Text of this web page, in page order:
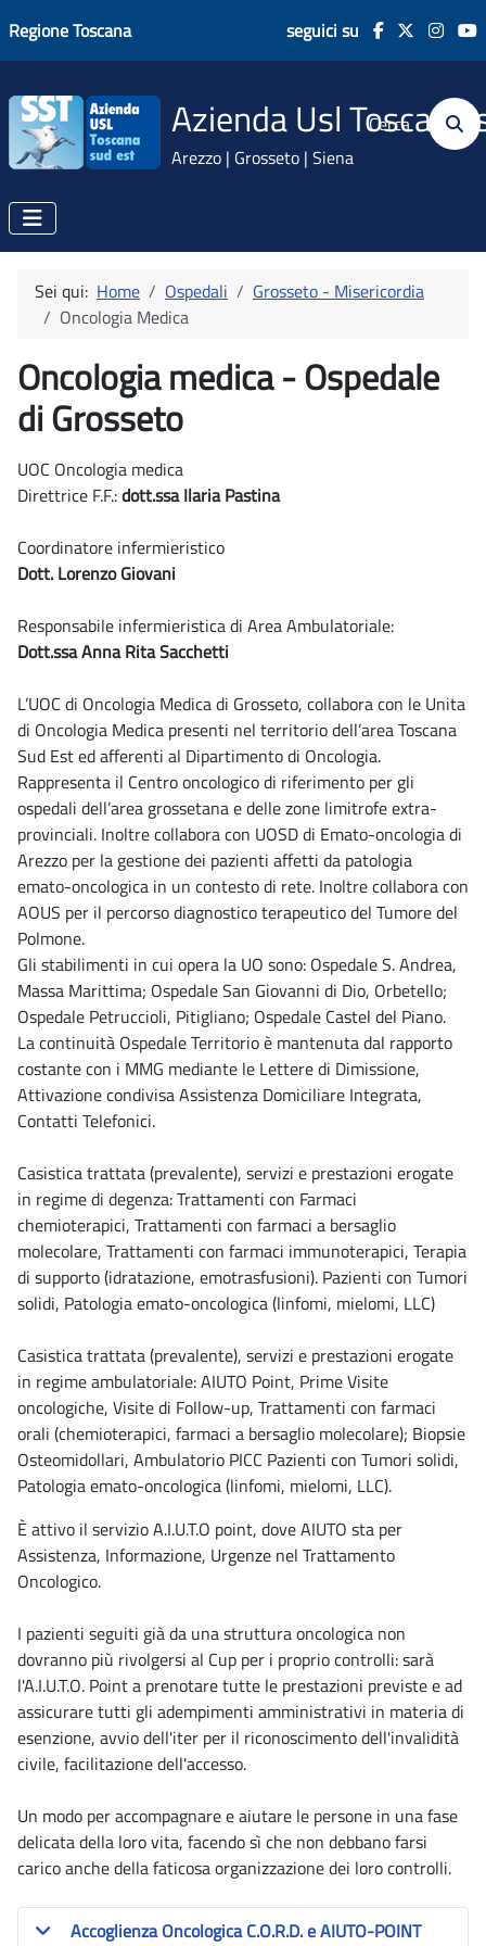
Regione Toscana seguici su
Azienda Usl Toscana
Arezzo | Grosseto | Siena
Cerca
Sei qui: Home Ospedali
Grosseto - Misericordia
Oncologia Medica
Oncologia medica - Ospedale
di Grosseto
UOC Oncologia medica
Direttrice F.F.:dott.ssa Ilaria Pastina
Coordinatore infermieristico
Dott. Lorenzo Giovani
Responsabile infermieristica di Area Ambulatoriale:
Dott.ssa Anna Rita Sacchetti
L’UOC di Oncologia Medica di Grosseto, collabora con le Unita
di Oncologia Medica presenti nel territorio dell’area Toscana
Sud Est ed afferenti al Dipartimento di Oncologia.
Rappresenta il Centro oncologico di riferimento per gli
ospedali dell’area grossetana e delle zone limitrofe extra-
provinciali. Inoltre collabora con UOSD di Emato-oncologia di
Arezzo per la gestione dei pazienti affetti da patologia
emato-oncologica in un contesto di rete. Inoltre collabora con
AOUS per il percorso diagnostico terapeutico del Tumore del
Polmone.
Gli stabilimenti in cui opera la UO sono: Ospedale S. Andrea,
Massa Marittima; Ospedale San Giovanni di Dio, Orbetello;
Ospedale Petruccioli, Pitigliano; Ospedale Castel del Piano.
La continuità Ospedale Territorio è mantenuta dal rapporto
costante con i MMG mediante le Lettere di Dimissione,
Attivazione condivisa Assistenza Domiciliare Integrata,
Contatti Telefonici.
Casistica trattata (prevalente), servizi e prestazioni erogate
in regime di degenza: Trattamenti con Farmaci
chemioterapici, Trattamenti con farmaci a bersaglio
molecolare, Trattamenti con farmaci immunoterapici, Terapia
di supporto (idratazione, emotrasfusioni). Pazienti con Tumori
solidi, Patologia emato-oncologica (linfomi, mielomi, LLC)
Casistica trattata (prevalente), servizi e prestazioni erogate
in regime ambulatoriale: AIUTO Point, Prime Visite
oncologiche, Visite di Follow-up, Trattamenti con farmaci
orali (chemioterapici, farmaci a bersaglio molecolare); Biopsie
Osteomidollari, Ambulatorio PICC Pazienti con Tumori solidi,
Patologia emato-oncologica (linfomi, mielomi, LLC).
È attivo il servizio A.I.U.T.O point, dove AIUTO sta per
Assistenza, Informazione, Urgenze nel Trattamento
Oncologico.
I pazienti seguiti già da una struttura oncologica non
dovranno più rivolgersi al Cup per i proprio controlli: sarà
l'A.I.U.T.O. Point a prenotare tutte le prestazioni previste e ad
assicurare tutti gli adempimenti amministrativi in materia di
esenzione, avvio dell'iter per il riconoscimento dell'invalidità
civile, facilitazione dell'accesso.
Un modo per accompagnare e aiutare le persone in una fase
delicata della loro vita, facendo sì che non debbano farsi
carico anche della faticosa organizzazione dei loro controlli.
Accoglienza Oncologica C.O.R.D. e AIUTO-POINT